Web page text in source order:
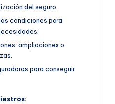
del seguro.
condiciones para
ampliaciones o
para conseguir